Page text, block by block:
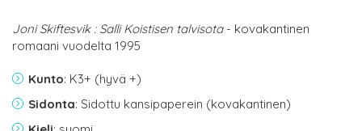
Joni Skiftesvik : Salli Koistisen talvisota- kovakantinen
romaani vuodelta 1995
Kunto: K3+ (hyvä +)
Sidonta: Sidottu kansipaperein (kovakantinen)